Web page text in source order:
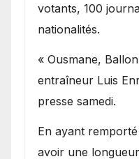
votants, 100
nationalités.
« Ousmane,
entraîneur Luis
presse samedi.
En ayant
avoir une